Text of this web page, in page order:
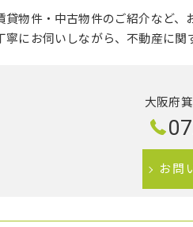
貸物件・中古物件のご紹介など
寧にお伺いしながら、不動産に関
大阪府
お問